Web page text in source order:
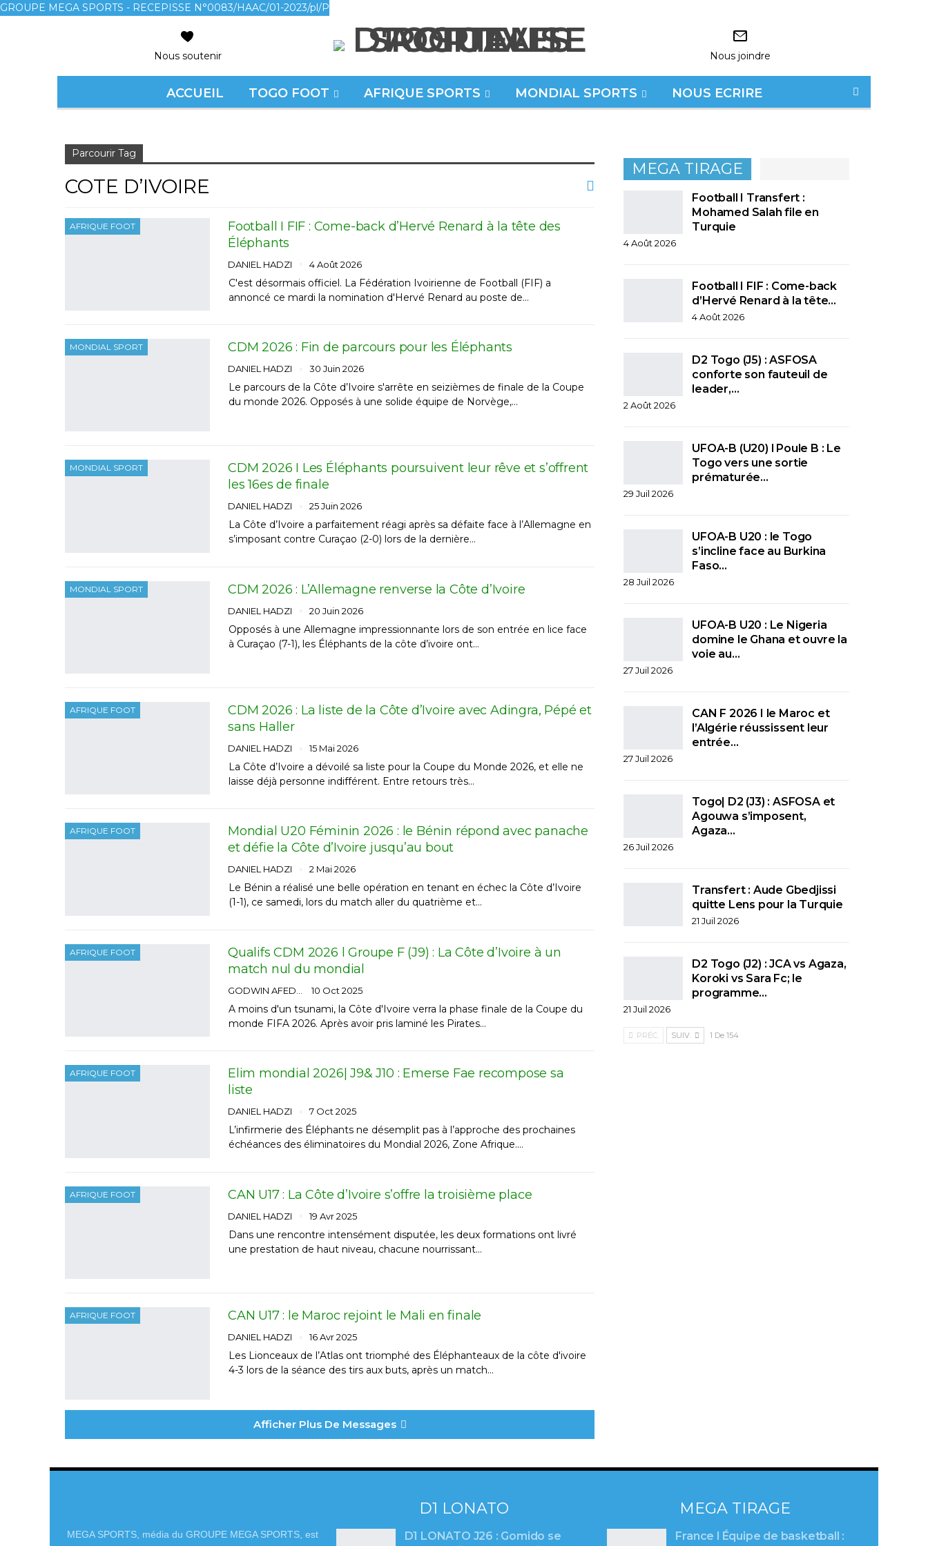
GROUPE MEGA SPORTS - RECEPISSE N°0083/HAAC/01-2023/pl/P
Nous soutenir Nous joindre
ACCUEIL TOGO FOOT AFRIQUE SPORTS MONDIAL SPORTS NOUS ECRIRE
Parcourir Tag
COTE D’IVOIRE
AFRIQUE FOOT
Football I FIF : Come-back d’Hervé Renard à la tête des
Éléphants
DANIEL HADZI 4 Août 2026
C'est désormais officiel. La Fédération Ivoirienne de Football (FIF) a
annoncé ce mardi la nomination d'Hervé Renard au poste de…
MONDIAL SPORT CDM 2026 : Fin de parcours pour les Éléphants
DANIEL HADZI 30 Juin 2026
Le parcours de la Côte d’Ivoire s'arrête en seizièmes de finale de la Coupe
du monde 2026. Opposés à une solide équipe de Norvège,…
MONDIAL SPORT
CDM 2026 I Les Éléphants poursuivent leur rêve et s’offrent
les 16es de finale
DANIEL HADZI 25 Juin 2026
La Côte d’Ivoire a parfaitement réagi après sa défaite face à l’Allemagne en
s’imposant contre Curaçao (2-0) lors de la dernière…
MONDIAL SPORT CDM 2026 : L’Allemagne renverse la Côte d’Ivoire
DANIEL HADZI 20 Juin 2026
Opposés à une Allemagne impressionnante lors de son entrée en lice face
à Curaçao (7-1), les Éléphants de la côte d’ivoire ont…
AFRIQUE FOOT
CDM 2026 : La liste de la Côte d’Ivoire avec Adingra, Pépé et
sans Haller
DANIEL HADZI 15 Mai 2026
La Côte d’Ivoire a dévoilé sa liste pour la Coupe du Monde 2026, et elle ne
laisse déjà personne indifférent. Entre retours très…
AFRIQUE FOOT
Mondial U20 Féminin 2026 : le Bénin répond avec panache
et défie la Côte d’Ivoire jusqu’au bout
DANIEL HADZI 2 Mai 2026
Le Bénin a réalisé une belle opération en tenant en échec la Côte d’Ivoire
(1-1), ce samedi, lors du match aller du quatrième et…
AFRIQUE FOOT
Qualifs CDM 2026 l Groupe F (J9) : La Côte d’Ivoire à un
match nul du mondial
10 Oct 2025
A moins d'un tsunami, la Côte d'Ivoire verra la phase finale de la Coupe du
monde FIFA 2026. Après avoir pris laminé les Pirates…
AFRIQUE FOOT
Elim mondial 2026| J9& J10 : Emerse Fae recompose sa
liste
DANIEL HADZI 7 Oct 2025
L’infirmerie des Éléphants ne désemplit pas à l’approche des prochaines
échéances des éliminatoires du Mondial 2026, Zone Afrique.…
AFRIQUE FOOT CAN U17 : La Côte d’Ivoire s’offre la troisième place
DANIEL HADZI 19 Avr 2025
Dans une rencontre intensément disputée, les deux formations ont livré
une prestation de haut niveau, chacune nourrissant…
AFRIQUE FOOT CAN U17 : le Maroc rejoint le Mali en finale
DANIEL HADZI 16 Avr 2025
Les Lionceaux de l’Atlas ont triomphé des Éléphanteaux de la côte d'ivoire
4-3 lors de la séance des tirs aux buts, après un match…
Afficher Plus De Messages
MEGA TIRAGE
Football I Transfert :
Mohamed Salah file en
Turquie
4 Août 2026
Football I FIF : Come-back
d’Hervé Renard à la tête…
4 Août 2026
D2 Togo (J5) : ASFOSA
conforte son fauteuil de
leader,…
2 Août 2026
UFOA-B (U20) l Poule B : Le
Togo vers une sortie
prématurée…
29 Juil 2026
UFOA-B U20 : le Togo
s’incline face au Burkina
Faso…
28 Juil 2026
UFOA-B U20 : Le Nigeria
domine le Ghana et ouvre la
voie au…
27 Juil 2026
CAN F 2026 I le Maroc et
l’Algérie réussissent leur
entrée…
27 Juil 2026
Togo| D2 (J3) : ASFOSA et
Agouwa s’imposent,
Agaza…
26 Juil 2026
Transfert : Aude Gbedjissi
quitte Lens pour la Turquie
21 Juil 2026
D2 Togo (J2) : JCA vs Agaza,
Koroki vs Sara Fc; le
programme…
21 Juil 2026
PRÉC. SUIV. 1 De 154
MEGA SPORTS, média du GROUPE MEGA SPORTS, est
D1 LONATO
D1 LONATO J26 : Gomido se
MEGA TIRAGE
France l Équipe de basketball :